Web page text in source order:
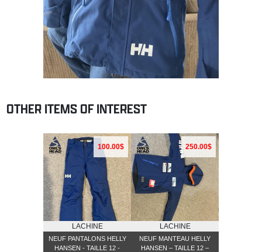
OTHER ITEMS OF INTEREST
100.00$
LACHINE
NEUF PANTALONS HELLY
HANSEN - TAILLE 12 -
250.00$
LACHINE
NEUF MANTEAU HELLY
HANSEN – TAILLE 12 –